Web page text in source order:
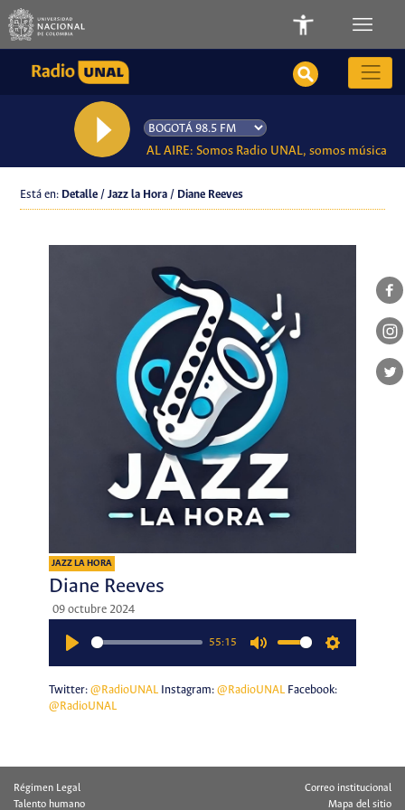
AL AIRE: Somos Radio UNAL, somos música
Está en: Detalle / Jazz la Hora / Diane Reeves
JAZZ LA HORA
Diane Reeves
09 octubre 2024
55:15
Twitter: @RadioUNALInstagram: @RadioUNALFacebook:
@RadioUNAL
Régimen Legal
Talento humano
Correo institucional
Mapa del sitio